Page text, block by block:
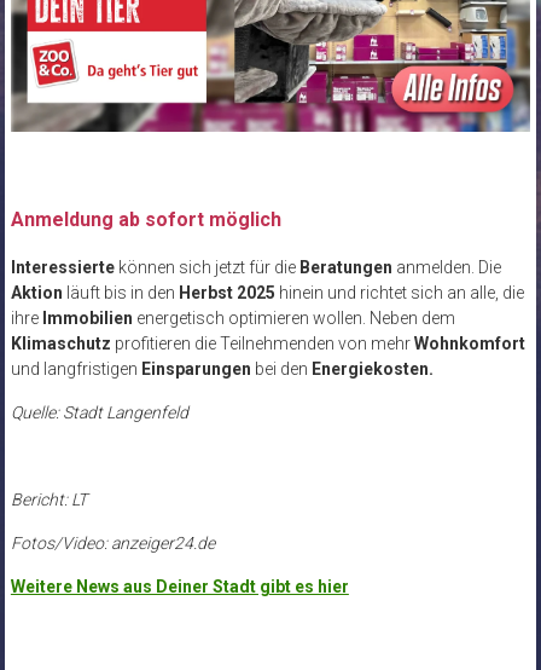
Anmeldung ab sofort möglich
Interessiertekönnen sich jetzt für die Beratungen anmelden. Die
Aktion läuft bis in den Herbst 2025 hinein und richtet sich an alle, die
ihre Immobilien energetisch optimieren wollen. Neben dem
Klimaschutz profitieren die Teilnehmenden von mehrWohnkomfort
und langfristigen Einsparungen bei den Energiekosten.
Quelle: Stadt Langenfeld
Bericht: LT
Fotos/Video: anzeiger24.de
Weitere News aus Deiner Stadt gibt es hier